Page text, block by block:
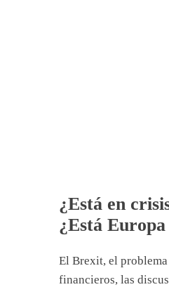
¿Está en
¿Está
El Brexit, el
financieros, las